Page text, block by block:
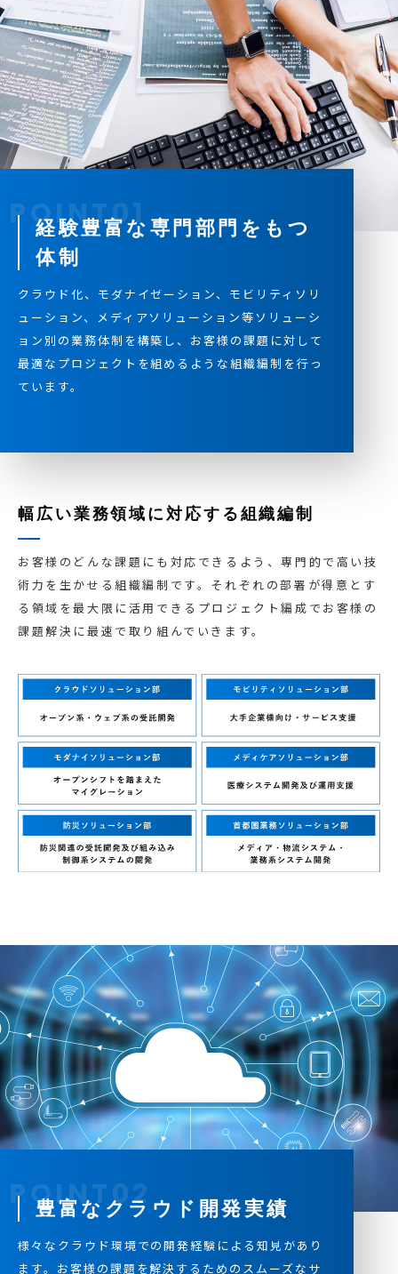
経験豊富な専門部門をもつ
体制
クラウド化、モダナイゼーション、モビリティソリ
ューション、メディアソリューション等ソリューシ
ョン別の業務体制を構築し、お客様の課題に対して
最適なプロジェクトを組めるような組織編制を行っ
ています。
幅広い業務領域に対応する組織編制
お客様のどんな課題にも対応できるよう、専門的で高い技
術力を生かせる組織編制です。それぞれの部署が得意とす
る領域を最大限に活用できるプロジェクト編成でお客様の
課題解決に最速で取り組んでいきます。
豊富なクラウド開発実績
様々なクラウド環境での開発経験による知見があり
ます。お客様の課題を解決するためのスムーズなサ